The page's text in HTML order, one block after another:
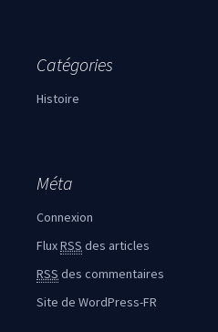
Catégories
Histoire
Méta
Connexion
FluxRSS des articles
RSS des commentaires
Site de WordPress-FR